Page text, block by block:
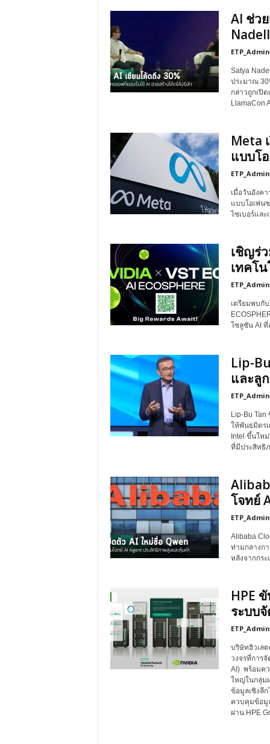
AI ช่ว
ETP_Admin
Satya
ประมาณ
กล่าวถูกเปิ
LlamaCon
Meta
แบบโ
ETP_Admin
เมื่อวันอังค
แบบโอเพ่น
ไซเบอร์แล
เชิญร่ว
เทคโ
ETP_Admin
เตรียมพบกั
โซลูชัน AI
Lip-
และลู
ETP_Admin
Lip-Bu
ให้พันธมิตร
Intel ขึ้นให
ที่มีประสิทธิ
โจทย์
ETP_Admin
Alibaba
ท่ามกลางก
หลังจากกระ
HPE
ระบบ
ETP_Admin
บริษัทฮิวเล
วงจรที่การ
AI) พร้อมค
ใหญ่ในกลุ่ม
ข้อมูลเชิงลึก
ควบคุมข้อมู
ผ่าน HPE